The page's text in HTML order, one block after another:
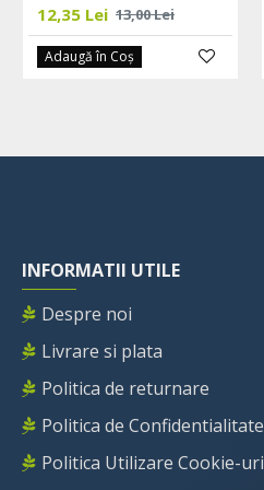
12,35 Lei 13,00 Lei
Adaugă în Coş
INFORMATII UTILE
Despre noi
Livrare si plata
Politica de returnare
Politica de Confidentialitate
Politica Utilizare Cookie-uri